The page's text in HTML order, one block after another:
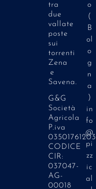
tra
due
vallate
poste
sui
torrenti
Zena
e
Savena.
G&G
Società
Agricola
P.iva
03501761203
CODICE
CIR:
037047-
AG-
00018
o
(
B
ol
o
g
n
a
)
in
fo
@
pi
zz
ic
al